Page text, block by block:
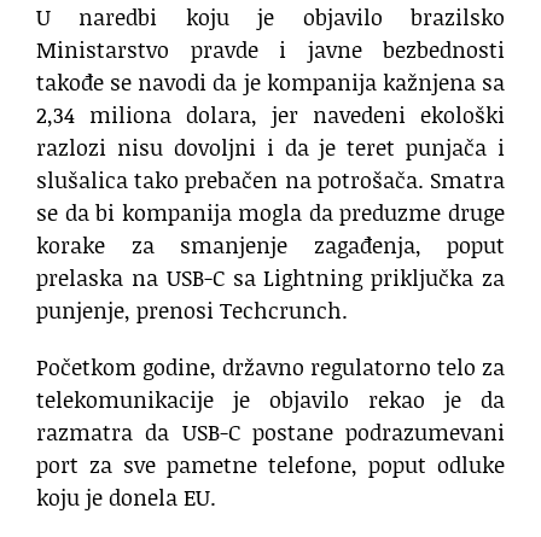
U naredbi koju je objavilo brazilsko
Ministarstvo pravde i javne bezbednosti
takođe se navodi da je kompanija kažnjena sa
2,34 miliona dolara, jer navedeni ekološki
razlozi nisu dovoljni i da je teret punjača i
slušalica tako prebačen na potrošača. Smatra
se da bi kompanija mogla da preduzme druge
korake za smanjenje zagađenja, poput
prelaska na USB-C sa Lightning priključka za
punjenje, prenosi Techcrunch.
Početkom godine, državno regulatorno telo za
telekomunikacije je objavilo rekao je da
razmatra da USB-C postane podrazumevani
port za sve pametne telefone, poput odluke
koju je donela EU.